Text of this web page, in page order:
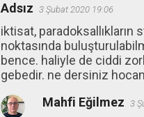
Adsız 3 Şubat 2020 19:06
iktisat, paradoksallıkların
noktasında
bence. haliyle de ciddi
gebedir. ne dersiniz
Mahfi Eğilmez 3